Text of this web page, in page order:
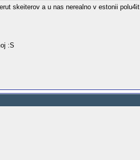
skeiterov a u nas nerealno v estonii
:S